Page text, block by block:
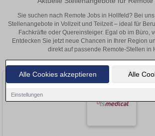
Alle Cookies akzeptieren Alle
Einstellungen
Sie suchen nach Remote Jobs in Hollfeld? Bei
Stellenangebote in Vollzeit und Teilzeit – ideal für
Fachkräfte oder Quereinsteiger. Egal ob im Büro,
Entdecken Sie jetzt neue Chancen in Ihrer Region
direkt auf passende Remote-Stellen in